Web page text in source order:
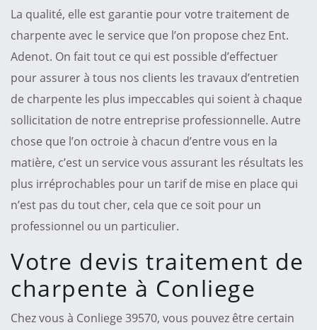
La qualité, elle est garantie pour votre traitement de
charpente avec le service que l’on propose chez Ent.
Adenot. On fait tout ce qui est possible d’effectuer
pour assurer à tous nos clients les travaux d’entretien
de charpente les plus impeccables qui soient à chaque
sollicitation de notre entreprise professionnelle. Autre
chose que l’on octroie à chacun d’entre vous en la
matière, c’est un service vous assurant les résultats les
plus irréprochables pour un tarif de mise en place qui
n’est pas du tout cher, cela que ce soit pour un
professionnel ou un particulier.
Votre devis traitement de
charpente à Conliege
Chez vous à Conliege 39570, vous pouvez être certain